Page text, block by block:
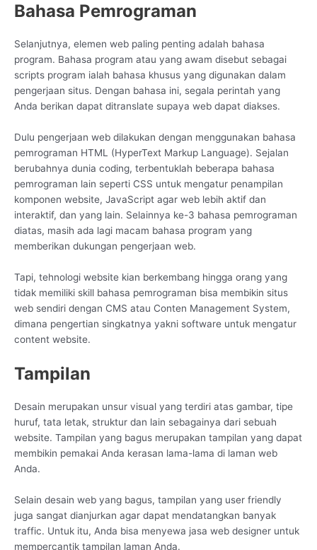
Bahasa Pemrograman
Selanjutnya, elemen web paling penting adalah bahasa
program. Bahasa program atau yang awam disebut sebagai
scripts program ialah bahasa khusus yang digunakan dalam
pengerjaan situs. Dengan bahasa ini, segala perintah yang
Anda berikan dapat ditranslate supaya web dapat diakses.
Dulu pengerjaan web dilakukan dengan menggunakan bahasa
pemrograman HTML (HyperText Markup Language). Sejalan
berubahnya dunia coding, terbentuklah beberapa bahasa
pemrograman lain seperti CSS untuk mengatur penampilan
komponen website, JavaScript agar web lebih aktif dan
interaktif, dan yang lain. Selainnya ke-3 bahasa pemrograman
diatas, masih ada lagi macam bahasa program yang
memberikan dukungan pengerjaan web.
Tapi, tehnologi website kian berkembang hingga orang yang
tidak memiliki skill bahasa pemrograman bisa membikin situs
web sendiri dengan CMS atau Conten Management System,
dimana pengertian singkatnya yakni software untuk mengatur
content website.
Tampilan
Desain merupakan unsur visual yang terdiri atas gambar, tipe
huruf, tata letak, struktur dan lain sebagainya dari sebuah
website. Tampilan yang bagus merupakan tampilan yang dapat
membikin pemakai Anda kerasan lama-lama di laman web
Anda.
Selain desain web yang bagus, tampilan yang user friendly
juga sangat dianjurkan agar dapat mendatangkan banyak
traffic. Untuk itu, Anda bisa menyewa jasa web designer untuk
mempercantik tampilan laman Anda.